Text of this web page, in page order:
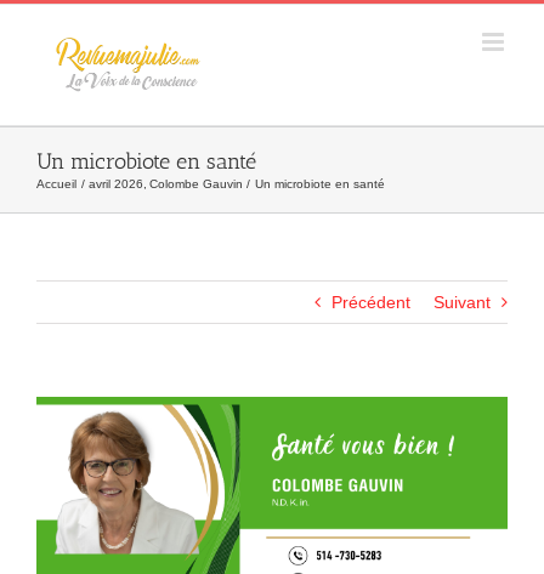
Skip
Un microbiote en santé
Accueil avril 2026 Colombe Gauvin Un microbiote en santé
Précédent Suivant
Agrandir
l&apos;image